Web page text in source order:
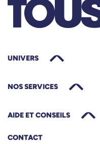
UNIVERS
NOS SERVICES
AIDE ET CONSEILS
CONTACT